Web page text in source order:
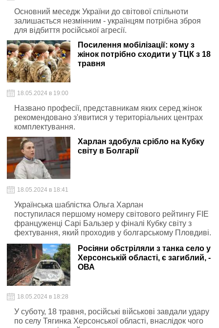
Основний меседж України до світової спільноти
залишається незмінним - українцям потрібна зброя
для відбиття російської агресії.
Посилення мобілізації: кому з
жінок потрібно сходити у ТЦК з 18
травня
18.05.2024 в 19:00
Названо професії, представникам яких серед жінок
рекомендовано з'явитися у територіальних центрах
комплектування.
Харлан здобула срібло на Кубку
світу в Болгарії
18.05.2024 в 18:41
Українська шаблістка Ольга Харлан
поступилася першому номеру світового рейтингу FIE
француженці Сарі Бальзер у фіналі Кубку світу з
фехтування, який проходив у болгарському Пловдиві.
Росіяни обстріляли з танка село у
Херсонській області, є загиблий, -
ОВА
18.05.2024 в 18:28
У суботу, 18 травня, російські військові завдали удару
по селу Тягинка Херсонської області, внаслідок чого